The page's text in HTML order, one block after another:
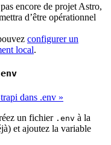
encore de projet Astro,
d’être opérationnel
configurer un
local.
dans .env »
un fichier .env à la
et ajoutez la variable